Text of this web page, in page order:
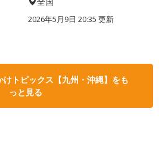
2026年5月9日 20:35 更新
けトピックス【九州・沖縄】をも
っと見る